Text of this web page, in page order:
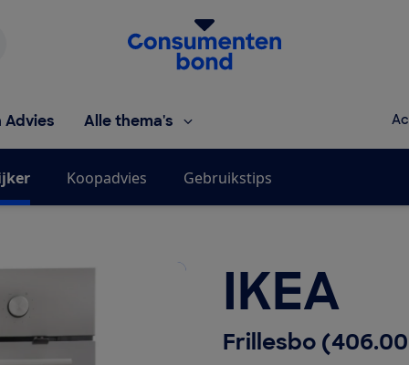
Homepage van de Consumentenbond
Advies Alle thema's
Koopadvies Gebruikstips
IKEA
Frillesbo